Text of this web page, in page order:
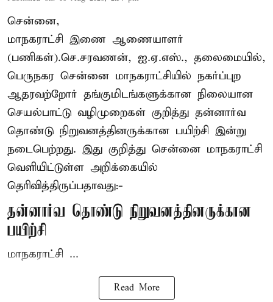
சென்னை,
மாநகராட்சி இணை ஆணையாளர்
(பணிகள்).செ.சரவணன், ஐ.ஏ.எஸ்., தலைமையில்,
பெருநகர சென்னை மாநகராட்சியில் நகர்ப்புற
ஆதரவற்றோர் தங்குமிடங்களுக்கான நிலையான
செயல்பாட்டு வழிமுறைகள் குறித்து தன்னார்வ
தொண்டு நிறுவனத்தினருக்கான பயிற்சி இன்று
நடைபெற்றது. இது குறித்து சென்னை மாநகராட்சி
வெளியிட்டுள்ள அறிக்கையில்
தெரிவித்திருப்பதாவது:-
தன்னார்வ தொண்டு நிறுவனத்தினருக்கான
பயிற்சி
மாநகராட்சி ...
Read More